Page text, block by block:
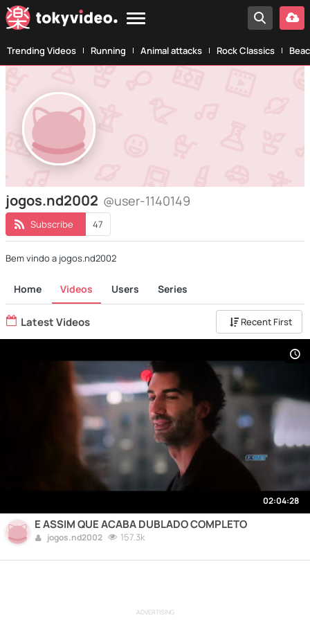
Trending Videos Running Animal attacks Rock Classics
jogos.nd2002 @user-1140149
Subscribe 47
Bem vindo a jogos.nd2002
Home Videos Users Series
Latest Videos Recent First
02:04:28
E ASSIM QUE ACABA DUBLADO COMPLETO
jogos.nd2002 157.3k
ADVERTISING